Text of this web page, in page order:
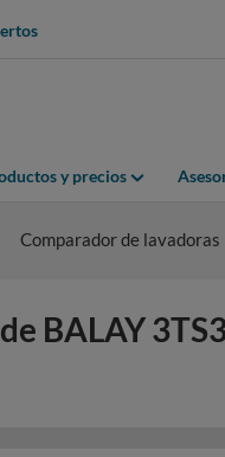
y precios
Comparador de lavadoras
BALAY